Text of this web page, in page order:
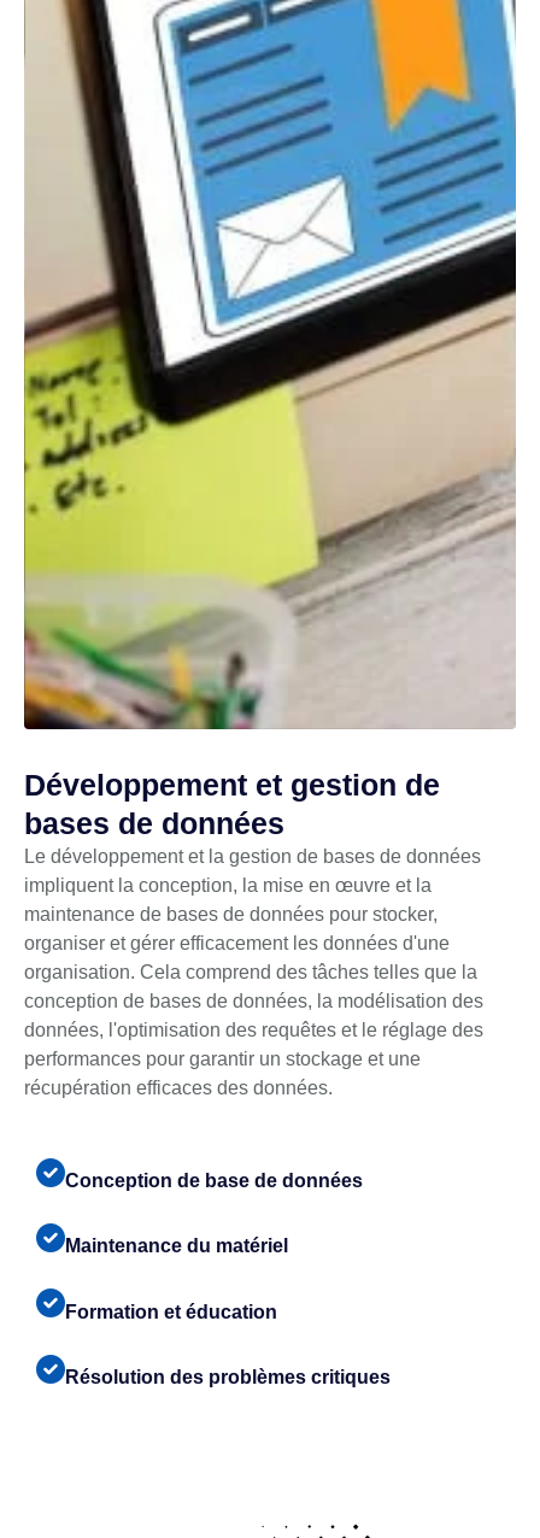
Développement et gestion de
bases de données
Le développement et la gestion de bases de données
impliquent la conception, la mise en œuvre et la
maintenance de bases de données pour stocker,
organiser et gérer efficacement les données d'une
organisation. Cela comprend des tâches telles que la
conception de bases de données, la modélisation des
données, l'optimisation des requêtes et le réglage des
performances pour garantir un stockage et une
récupération efficaces des données.
Conception de base de données
Maintenance du matériel
Formation et éducation
Résolution des problèmes critiques